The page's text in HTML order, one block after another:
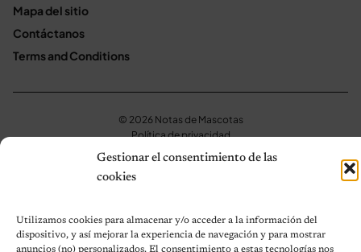
Gestionar el consentimiento de las
cookies
Utilizamos cookies para almacenar y/o acceder a la información del
dispositivo, y así mejorar la experiencia de navegación y para mostrar
anuncios (no) personalizados. El consentimiento a estas tecnologías nos
Mapa del sitio
Contáctanos
Terms and Conditions
© 2026 Notas de Mascotas
Política de privacidad